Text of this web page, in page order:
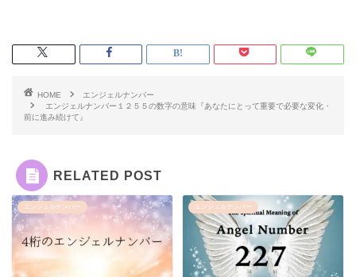
HOME
エンジェルナンバー
エンジェルナンバー１２５５の数字の意味『あなたにとって重要で必要な変化・
前に進み続けて』
RELATED POST
エンジェルナンバー エンジェルナンバー